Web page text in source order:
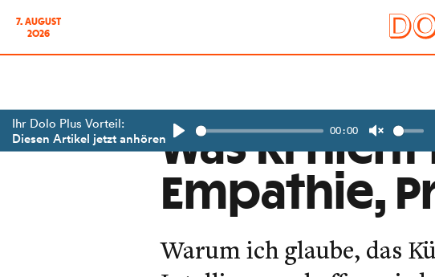
7. AUGUST
2026
Ihr Dolo Plus Vorteil:
Diesen Artikel jetzt anhören
Play
00:00
Unmute
Was KI
Empathie,
Warum ich glaube, das